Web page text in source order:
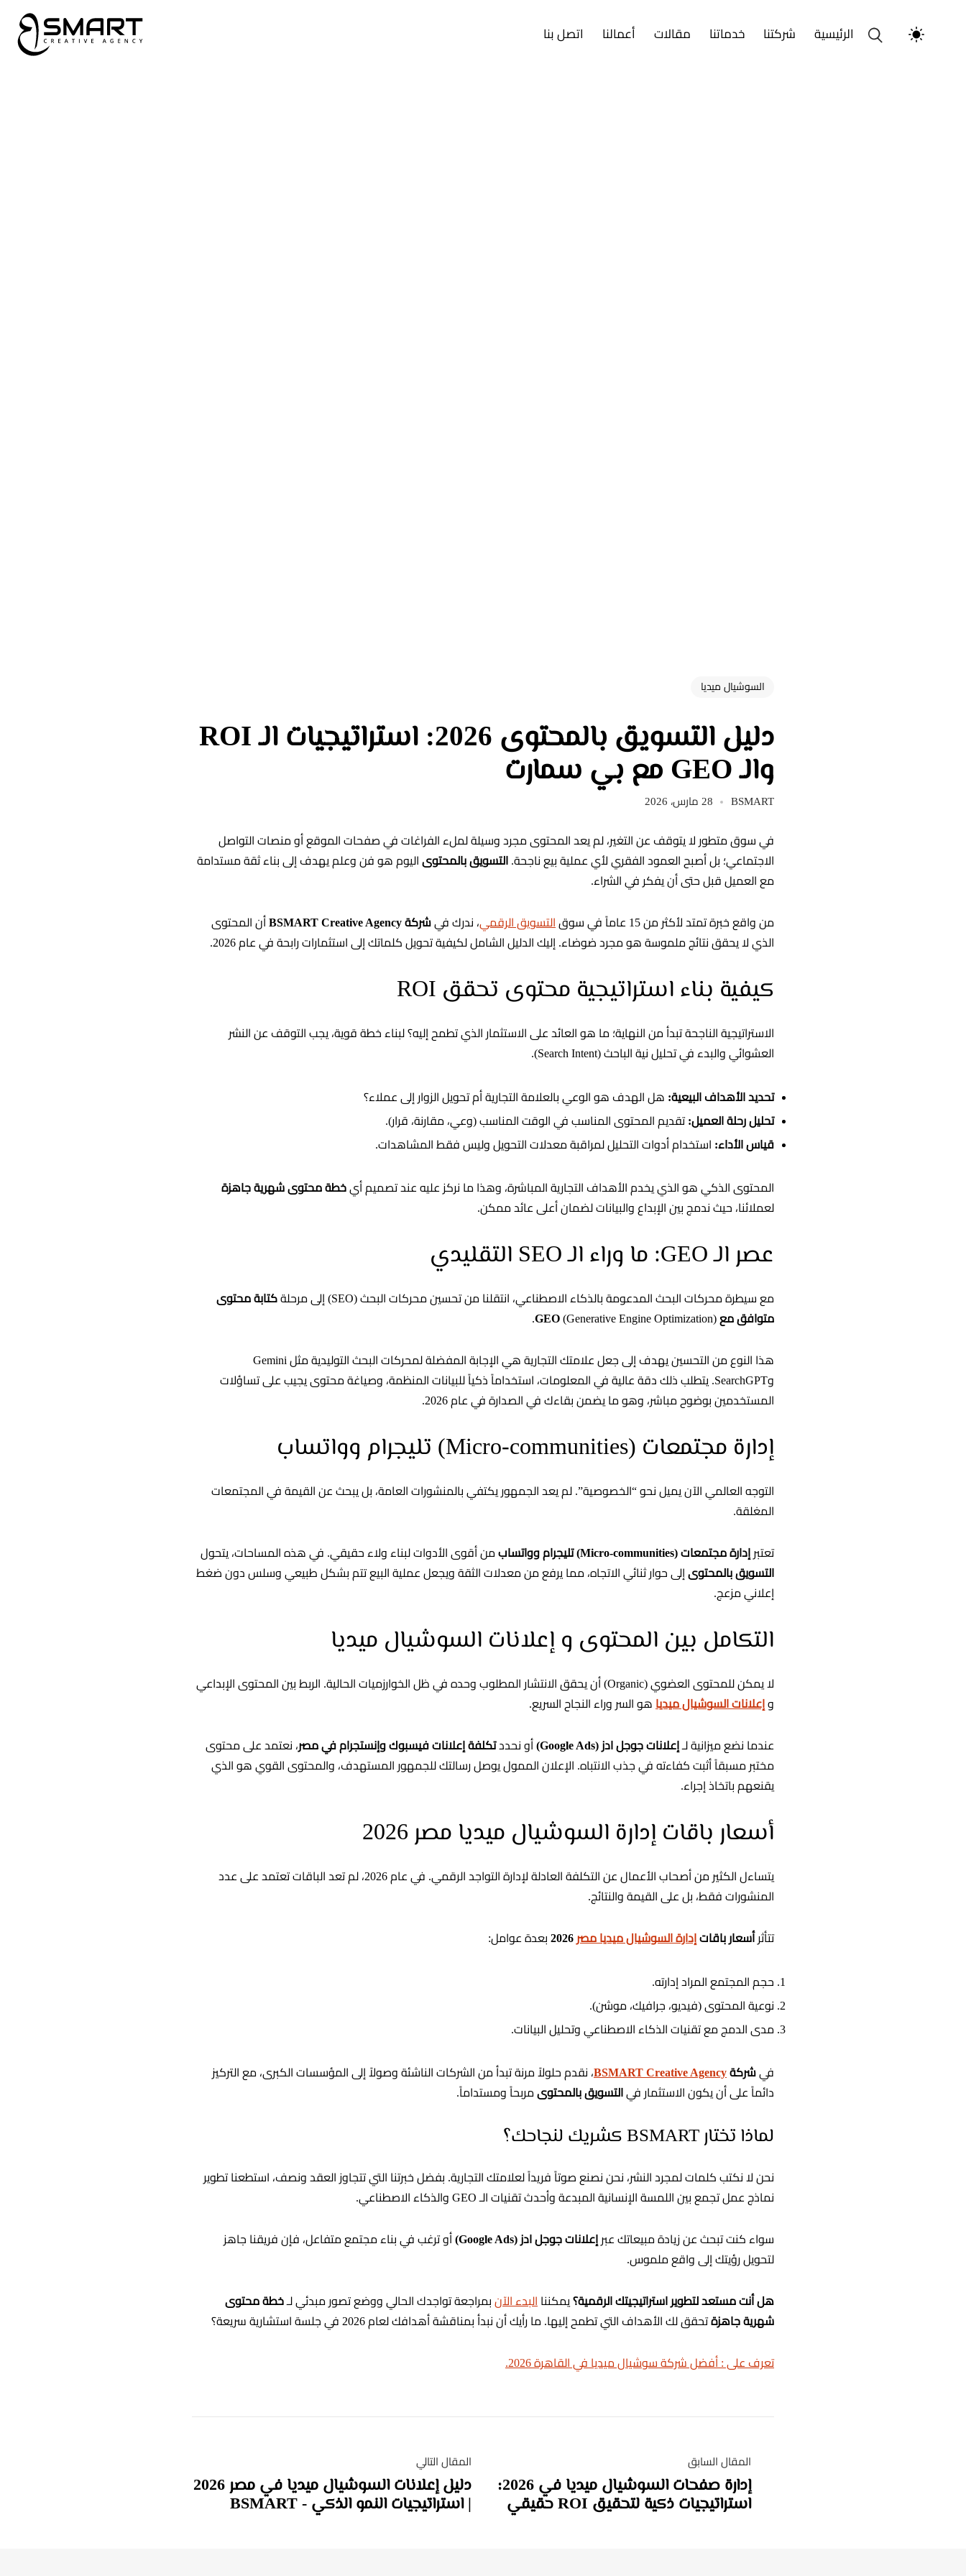
الرئيسية شركتنا خدماتنا مقالات أعمالنا اتصل بنا
السوشيال ميديا
دليل التسويق بالمحتوى 2026: استراتيجيات الـ ROI
والـ GEO مع بي سمارت
BSMART 28 مارس، 2026
في سوق متطور لا يتوقف عن التغير، لم يعد المحتوى مجرد وسيلة لملء الفراغات في صفحات الموقع أو منصات التواصل
الاجتماعي؛ بل أصبح العمود الفقري لأي عملية بيع ناجحة.
التسويق بالمحتوى اليوم هو فن وعلم يهدف إلى بناء ثقة مستدامة
مع العميل قبل حتى أن يفكر في الشراء.
من واقع خبرة تمتد لأكثر من 15 عاماً في سوق التسويق الرقمي، ندرك في شركة BSMART Creative Agency
أن المحتوى
الذي لا يحقق نتائج ملموسة هو مجرد ضوضاء. إليك الدليل الشامل لكيفية تحويل كلماتك إلى استثمارات رابحة في عام 2026.
كيفية بناء استراتيجية محتوى تحقق ROI
الاستراتيجية الناجحة تبدأ من النهاية؛ ما هو العائد على الاستثمار الذي تطمح إليه؟ لبناء خطة قوية، يجب التوقف عن النشر
العشوائي والبدء في تحليل نية الباحث (Search Intent).
تحديد الأهداف البيعية: هل الهدف هو الوعي بالعلامة التجارية أم تحويل الزوار إلى عملاء؟
تحليل رحلة العميل: تقديم المحتوى المناسب في الوقت المناسب (وعي، مقارنة، قرار).
قياس الأداء: استخدام أدوات التحليل لمراقبة معدلات التحويل وليس فقط المشاهدات.
المحتوى الذكي هو الذي يخدم الأهداف التجارية المباشرة، وهذا ما نركز عليه عند تصميم أي خطة محتوى شهرية جاهزة
لعملائنا، حيث ندمج بين الإبداع والبيانات لضمان أعلى عائد ممكن.
عصر الـ GEO: ما وراء الـ SEO التقليدي
مع سيطرة محركات البحث المدعومة بالذكاء الاصطناعي، انتقلنا من تحسين محركات البحث (SEO) إلى مرحلة
كتابة محتوى
متوافق مع GEO (Generative Engine Optimization).
هذا النوع من التحسين يهدف إلى جعل علامتك التجارية هي الإجابة المفضلة لمحركات البحث التوليدية مثل Gemini
وSearchGPT. يتطلب ذلك دقة عالية في المعلومات، استخداماً ذكياً للبيانات المنظمة، وصياغة محتوى يجيب على تساؤلات
المستخدمين بوضوح مباشر، وهو ما يضمن بقاءك في الصدارة في عام 2026.
إدارة مجتمعات (Micro-communities) تليجرام وواتساب
التوجه العالمي الآن يميل نحو “الخصوصية”. لم يعد الجمهور يكتفي بالمنشورات العامة، بل يبحث عن القيمة في المجتمعات
المغلقة.
تعتبر إدارة مجتمعات (Micro-communities) تليجرام وواتساب
من أقوى الأدوات لبناء ولاء حقيقي. في هذه المساحات، يتحول
التسويق بالمحتوى إلى حوار ثنائي الاتجاه، مما يرفع من معدلات الثقة ويجعل عملية البيع تتم بشكل طبيعي وسلس دون ضغط
إعلاني مزعج.
التكامل بين المحتوى و إعلانات السوشيال ميديا
لا يمكن للمحتوى العضوي (Organic) أن يحقق الانتشار المطلوب وحده في ظل الخوارزميات الحالية. الربط بين المحتوى الإبداعي
و إعلانات السوشيال ميديا هو السر وراء النجاح السريع.
عندما نضع ميزانية لـ إعلانات جوجل ادز (Google Ads) أو نحددتكلفة إعلانات فيسبوك وإنستجرام في مصر، نعتمد على محتوى
مختبر مسبقاً أثبت كفاءته في جذب الانتباه. الإعلان الممول يوصل رسالتك للجمهور المستهدف، والمحتوى القوي هو الذي
يقنعهم باتخاذ إجراء.
أسعار باقات إدارة السوشيال ميديا مصر 2026
يتساءل الكثير من أصحاب الأعمال عن التكلفة العادلة لإدارة التواجد الرقمي. في عام 2026، لم تعد الباقات تعتمد على عدد
المنشورات فقط، بل على القيمة والنتائج.
تتأثر أسعار باقات إدارة السوشيال ميديا مصر بعدة عوامل:
حجم المجتمع المراد إدارته.
نوعية المحتوى (فيديو، جرافيك، موشن).
مدى الدمج مع تقنيات الذكاء الاصطناعي وتحليل البيانات.
في شركة BSMART Creative Agency، نقدم حلولاً مرنة تبدأ من الشركات الناشئة وصولاً إلى المؤسسات الكبرى، مع التركيز
دائماً على أن يكون الاستثمار في التسويق بالمحتوى مربحاً ومستداماً.
لماذا تختار BSMART كشريك لنجاحك؟
نحن لا نكتب كلمات لمجرد النشر، نحن نصنع صوتاً فريداً لعلامتك التجارية. بفضل خبرتنا التي تتجاوز العقد ونصف، استطعنا تطوير
نماذج عمل تجمع بين اللمسة الإنسانية المبدعة وأحدث تقنيات الـ GEO والذكاء الاصطناعي.
سواء كنت تبحث عن زيادة مبيعاتك عبر إعلانات جوجل ادز (Google Ads)
أو ترغب في بناء مجتمع متفاعل، فإن فريقنا جاهز
لتحويل رؤيتك إلى واقع ملموس.
هل أنت مستعد لتطوير استراتيجيتك الرقمية؟ يمكننا البدء الآن بمراجعة تواجدك الحالي ووضع تصور مبدئي لـ خطة محتوى
شهرية جاهزة تحقق لك الأهداف التي تطمح إليها. ما رأيك أن نبدأ بمناقشة أهدافك لعام 2026 في جلسة استشارية سريعة؟
تعرف على : أفضل شركة سوشيال ميديا في القاهرة 2026.
المقال السابق
إدارة صفحات السوشيال ميديا في 2026:
استراتيجيات ذكية لتحقيق ROI حقيقي
المقال التالي
دليل إعلانات السوشيال ميديا في مصر 2026
| استراتيجيات النمو الذكي - BSMART